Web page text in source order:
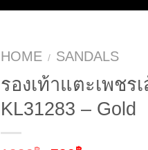
HOME / SANDALS
รองเท้าแตะเพชร
KL31283 – Gold